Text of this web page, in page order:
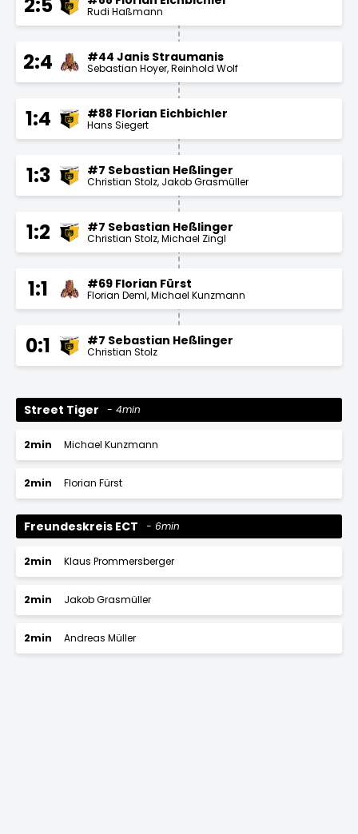
Rudi Haßmann
2:4 #44 Janis Straumanis
Sebastian Hoyer Reinhold Wolf
1:4 #88 Florian Eichbichler
Hans Siegert
1:3 #7 Sebastian Heßlinger
Christian Stolz Jakob Grasmüller
1:2 #7 Sebastian Heßlinger
Christian Stolz Michael Zingl
1:1 #69 Florian Fürst
Florian Deml Michael Kunzmann
0:1 #7 Sebastian Heßlinger
Christian Stolz
Street Tiger 4min
2min Michael Kunzmann
2min Florian Fürst
Freundeskreis ECT 6min
2min Klaus Prommersberger
2min Jakob Grasmüller
2min Andreas Müller